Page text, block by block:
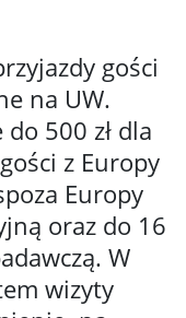
gości
na UW.
500 zł dla
z Europy
Europy
oraz do 16
W
wizyty